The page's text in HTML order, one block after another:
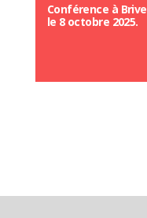
Conférence à
le 8 octobre 2025.